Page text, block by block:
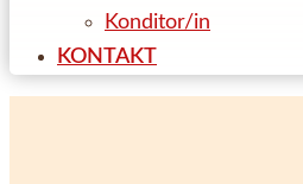
Konditor/in
KONTAKT